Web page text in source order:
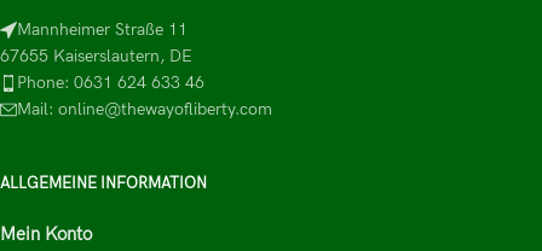
Mannheimer Straße 11
67655 Kaiserslautern, DE
Phone: 0631 624 633 46
Mail: online@thewayofliberty.com
ALLGEMEINE INFORMATION
Mein Konto